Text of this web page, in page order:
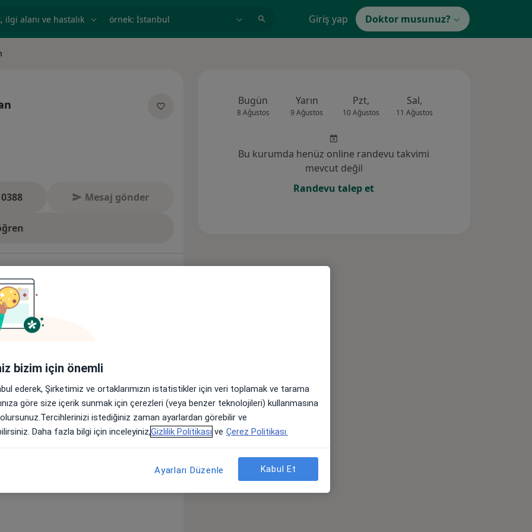
örnek: İstanbul Giriş yap Doktor musunuz?
Mesaj gönder
Sigortalar Görüşler (41)
Üniversitesinde, Psikiyatri
Prof.Dr. Mazhar
sırasında 2010 yılında
klinik gözlemci olarak
Mazhar Osman
Bugün
8 Ağustos
Yarın
9 Ağustos
Pzt,
10 Ağustos
Sal,
11 Ağustos
Bu kurumda henüz online randevu takvimi
mevcut değil
Randevu talep et
bizim için önemli
ederek, Şirketimiz ve ortaklarımızın istatistikler için veri toplamak ve tarama
göre size içerik sunmak için çerezleri (veya benzer teknolojileri) kullanmasına
istediğiniz zaman ayarlardan görebilir ve
Daha fazla bilgi için inceleyiniz,Gizlilik Politikası ve Çerez Politikası.
Ayarları Düzenle Kabul Et